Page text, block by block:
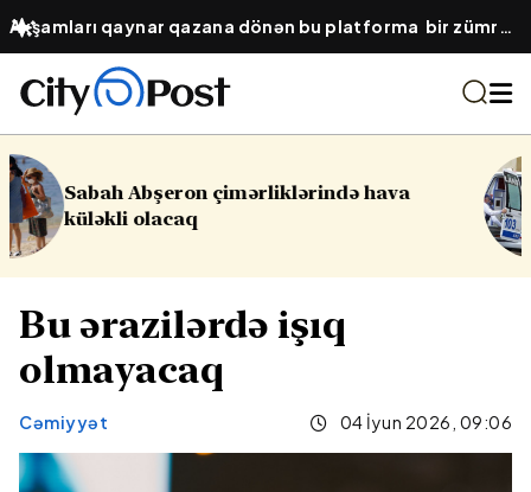
Axşamları qaynar qazana dönən bu platforma bir zümrə
qadınlarla dolu olur...
16 yaşlı yeniyetmə öldü,
Bu ərazilərdə işıq
olmayacaq
Cəmiyyət 04 İyun 2026, 09:06